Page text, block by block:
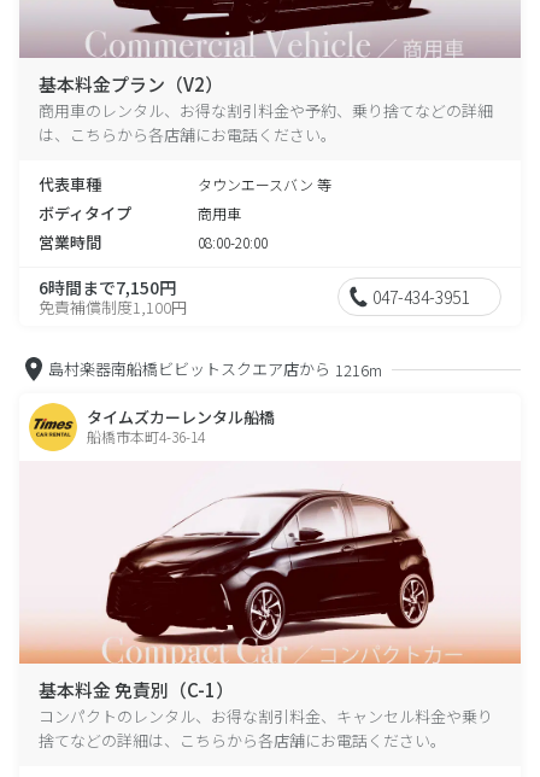
基本料金プラン（V2）
商用車のレンタル、お得な割引料金や予約、乗り捨てなどの詳細
は、こちらから各店舗にお電話ください。
代表車種 タウンエースバン 等
ボディタイプ 商用車
営業時間 08:00-20:00
6時間まで7,150円
免責補償制度1,100円 047-434-3951
島村楽器南船橋ビビットスクエア店から 1216m
タイムズカーレンタル船橋
船橋市本町4-36-14
基本料金 免責別（C-1）
コンパクトのレンタル、お得な割引料金、キャンセル料金や乗り
捨てなどの詳細は、こちらから各店舗にお電話ください。